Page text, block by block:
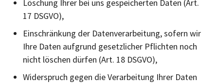
Löschung Ihrer bei uns gespeicherten Daten (Art.
17 DSGVO),
Einschränkung der Datenverarbeitung, sofern wir
Ihre Daten aufgrund gesetzlicher Pflichten noch
nicht löschen dürfen (Art. 18 DSGVO),
Widerspruch gegen die Verarbeitung Ihrer Daten